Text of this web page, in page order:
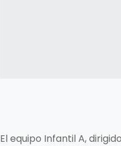
El equipo Infantil A,